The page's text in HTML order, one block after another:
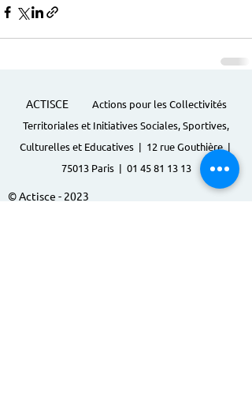
ACTISCE
Actions pour les Collectivités
Territoriales et Initiatives Sociales, Sportives,
Culturelles et Educatives | 12 rue Gouthière |
75013 Paris | 01 45 81 13 13
© Actisce - 2023